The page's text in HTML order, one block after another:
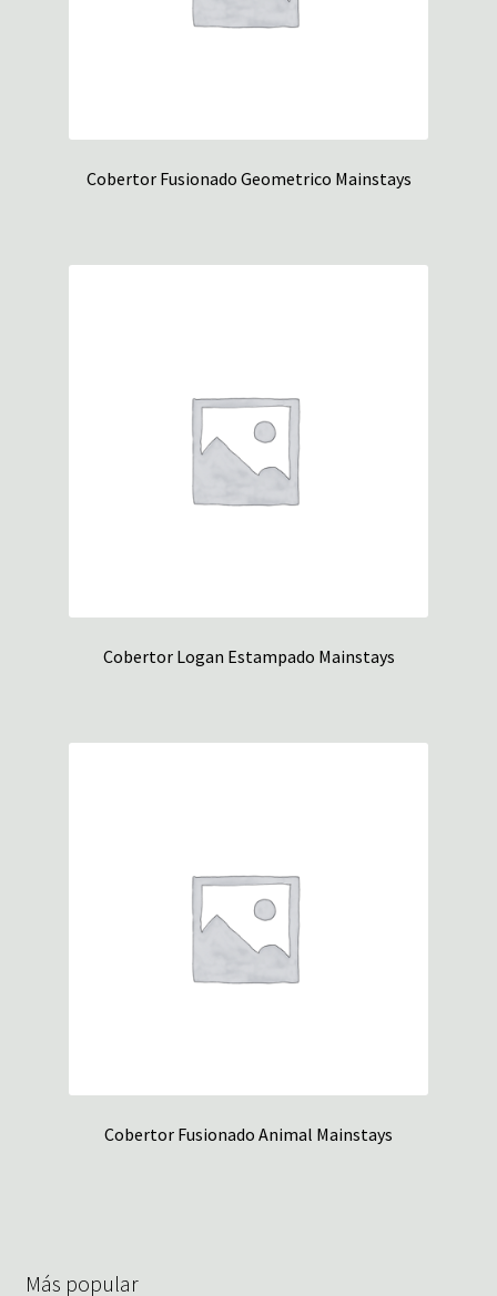
Cobertor Fusionado Geometrico Mainstays
Cobertor Logan Estampado Mainstays
Cobertor Fusionado Animal Mainstays
Más popular